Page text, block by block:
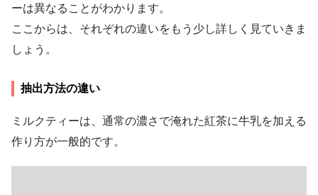
ーは異なることがわかります。
ここからは、それぞれの違いをもう少し詳しく見ていきま
しょう。
抽出方法の違い
ミルクティーは、通常の濃さで淹れた紅茶に牛乳を加える
作り方が一般的です。